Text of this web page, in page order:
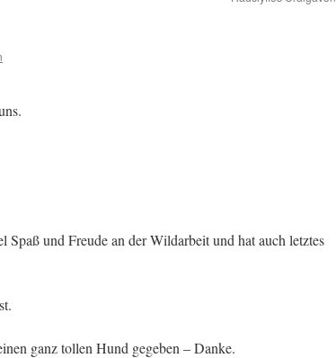
und Freude an der Wildarbeit und hat auch letztes
ganz tollen Hund gegeben – Danke.